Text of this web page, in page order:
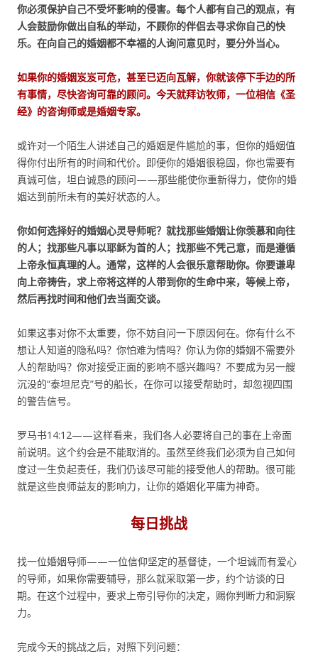
你必须保护自己不受坏影响的侵害。每个人都有自己的观点，有
人会鼓励你做出自私的举动，不顾你的伴侣去寻求你自己的快
乐。在向自己的婚姻都不幸福的人询问意见时，要分外当心。
如果你的婚姻岌岌可危，甚至已迈向瓦解，你就该停下手边的所
有事情，尽快咨询可靠的顾问。今天就拜访牧师，一位相信《圣
经》的咨询师或是婚姻专家。
或许对一个陌生人讲述自己的婚姻是件尴尬的事，但你的婚姻值
得你付出所有的时间和代价。即便你的婚姻很稳固，你也需要有
真诚可信，坦白诚恳的顾问——那些能使你重新得力，使你的婚
姻达到前所未有的美好状态的人。
你如何选择好的婚姻心灵导师呢？就找那些婚姻让你羡慕和向往
的人；找那些凡事以耶稣为首的人；找那些不凭己意，而是遵循
上帝永恒真理的人。通常，这样的人会很乐意帮助你。你要谦卑
向上帝祷告，求上帝将这样的人带到你的生命中来，等候上帝，
然后再找时间和他们去当面交谈。
如果这事对你不太重要，你不妨自问一下原因何在。你有什么不
想让人知道的隐私吗？你怕难为情吗？你认为你的婚姻不需要外
人的帮助吗？你对接受正面的影响不感兴趣吗？不要成为另一艘
沉没的“泰坦尼克”号的船长，在你可以接受帮助时，却忽视四围
的警告信号。
罗马书14:12——这样看来，我们各人必要将自己的事在上帝面
前说明。这个约会是不能取消的。虽然至终我们必须为自己如何
度过一生负起责任，我们仍该尽可能的接受他人的帮助。很可能
就是这些良师益友的影响力，让你的婚姻化平庸为神奇。
每日挑战
找一位婚姻导师——一位信仰坚定的基督徒，一个坦诚而有爱心
的导师，如果你需要辅导，那么就采取第一步，约个访谈的日
期。在这个过程中，要求上帝引导你的决定，赐你判断力和洞察
力。
完成今天的挑战之后，对照下列问题：